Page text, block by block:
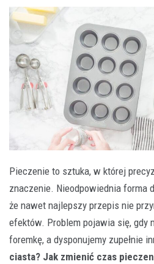
Pieczenie to sztuka, w której
znaczenie. Nieodpowiednia forma
że nawet najlepszy przepis nie
efektów. Problem pojawia się, gdy
foremkę, a dysponujemy zupełnie
ciasta? Jak zmienić czas